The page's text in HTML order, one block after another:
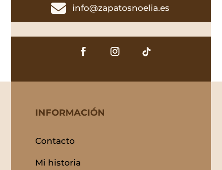
 info@zapatosnoelia.es
INFORMACIÓN
Contacto
Mi historia